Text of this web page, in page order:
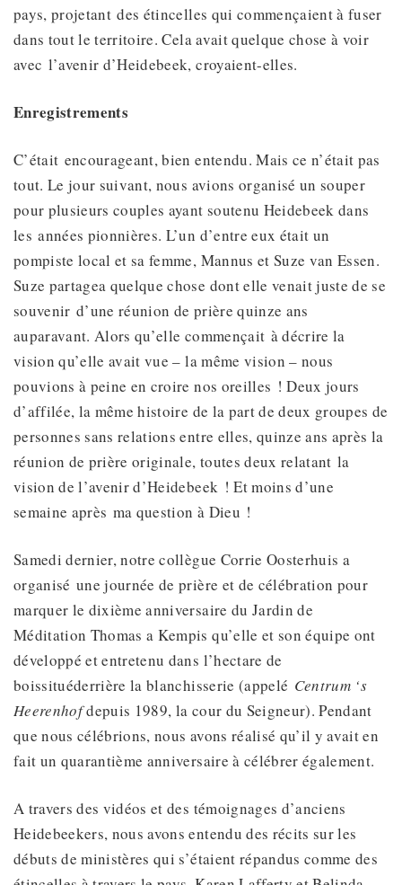
pays, projetant des étincelles qui commençaient à fuser
dans tout le territoire. Cela avait quelque chose à voir
avec l’avenir d’Heidebeek, croyaient-elles.
Enregistrements
C’était encourageant, bien entendu. Mais ce n’était pas
tout. Le jour suivant, nous avions organisé un souper
pour plusieurs couples ayant soutenu Heidebeek dans
les années pionnières. L’un d’entre eux était un
pompiste local et sa femme, Mannus et Suze van Essen.
Suze partagea quelque chose dont elle venait juste de se
souvenir d’une réunion de prière quinze ans
auparavant. Alors qu’elle commençait à décrire la
vision qu’elle avait vue – la même vision – nous
pouvions à peine en croire nos oreilles ! Deux jours
d’affilée, la même histoire de la part de deux groupes de
personnes sans relations entre elles, quinze ans après la
réunion de prière originale, toutes deux relatant la
vision de l’avenir d’Heidebeek ! Et moins d’une
semaine après ma question à Dieu !
Samedi dernier, notre collègue Corrie Oosterhuis a
organisé une journée de prière et de célébration pour
marquer le dixième anniversaire du Jardin de
Méditation Thomas a Kempis qu’elle et son équipe ont
développé et entretenu dans l’hectare de
boissituéderrière la blanchisserie (appelé Centrum ‘s
Heerenhofdepuis 1989, la cour du Seigneur). Pendant
que nous célébrions, nous avons réalisé qu’il y avait en
fait un quarantième anniversaire à célébrer également.
A travers des vidéos et des témoignages d’anciens
Heidebeekers, nous avons entendu des récits sur les
débuts de ministères qui s’étaient répandus comme des